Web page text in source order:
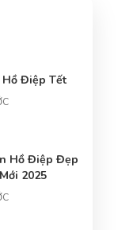
Hồ Điệp Tết
Hồ Điệp Đẹp
2025